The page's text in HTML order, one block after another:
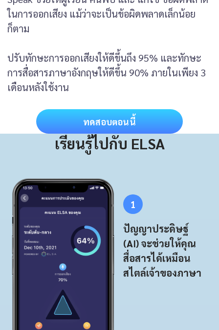
ในการออกเสียง แม้ว่าจะเป็นข้อผิดพลาดเล็กน้อย
ก็ตาม
ปรับทักษะการออกเสียงให้ดีขึ้นถึง 95% และทักษะ
การสื่อสารภาษาอังกฤษให้ดีขึ้น 90% ภายในเพียง 3
เดือนหลังใช้งาน
ทดสอบตอนนี้
เรียนรู้ไปกับ ELSA
1
ปัญญาประดิษฐ์
(AI) จะช่วยให้คุณ
สื่อสารได้เหมือน
สไตล์เจ้าของภาษา